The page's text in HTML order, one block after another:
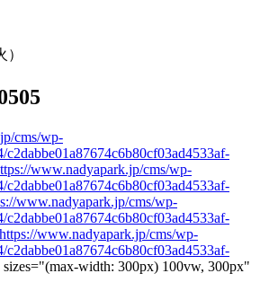
cms/wp-
c2dabbe01a87674c6b80cf03ad4533af-
www.nadyapark.jp/cms/wp-
c2dabbe01a87674c6b80cf03ad4533af-
www.nadyapark.jp/cms/wp-
c2dabbe01a87674c6b80cf03ad4533af-
https://www.nadyapark.jp/cms/wp-
c2dabbe01a87674c6b80cf03ad4533af-
width: 300px) 100vw, 300px"